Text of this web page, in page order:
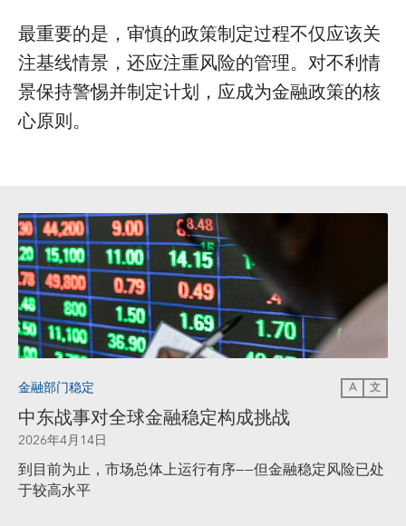
最重要的是，审慎的政策制定过程不仅应该关
注基线情景，还应注重风险的管理。对不利情
景保持警惕并制定计划，应成为金融政策的核
心原则。
金融部门稳定 A 文
中东战事对全球金融稳定构成挑战
2026年4月14日
到目前为止，市场总体上运行有序——但金融稳定风险已处
于较高水平